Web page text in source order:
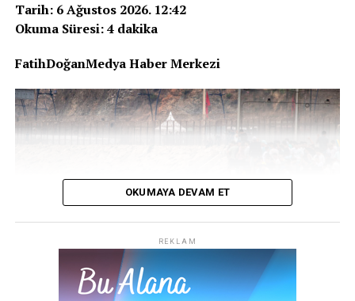
Tarih: 6 Ağustos 2026. 12:42
Okuma Süresi: 4 dakika
FatihDoğanMedya Haber Merkezi
OKUMAYA DEVAM ET
REKLAM